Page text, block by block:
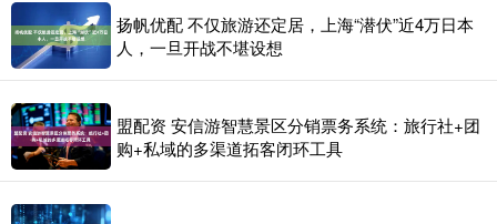
扬帆优配 不仅旅游还定居，上海“潜伏”近4万日本
人，一旦开战不堪设想
盟配资 安信游智慧景区分销票务系统：旅行社+团
购+私域的多渠道拓客闭环工具